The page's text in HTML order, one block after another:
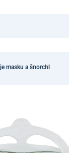
masku a šnorchl